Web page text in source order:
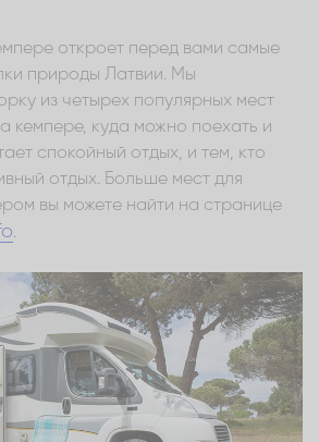
откроет перед вами самые
природы Латвии. Мы
из четырех популярных мест
кемпере, куда можно поехать и
спокойный отдых, и тем, кто
отдых. Больше мест для
вы можете найти на странице
.